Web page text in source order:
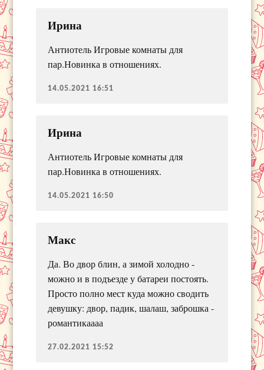
Ирина
Антиотель Игровые комнаты для
пар.Новинка в отношениях.
14.05.2021 16:51
Ирина
Антиотель Игровые комнаты для
пар.Новинка в отношениях.
14.05.2021 16:50
Макс
Да. Во двор блин, а зимой холодно -
можно и в подъезде у батареи постоять.
Просто полно мест куда можно сводить
девушку: двор, падик, шалаш, заброшка -
романтикаааа
27.02.2021 15:52